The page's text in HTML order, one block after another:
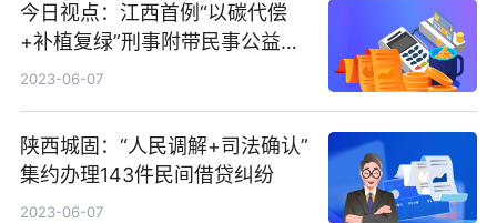
今日视点：江西首例“以碳代偿
+补植复绿”刑事附带民事公益诉
讼案一审宣判
2023-06-07
陕西城固：“人民调解+司法确认”
集约办理143件民间借贷纠纷
2023-06-07